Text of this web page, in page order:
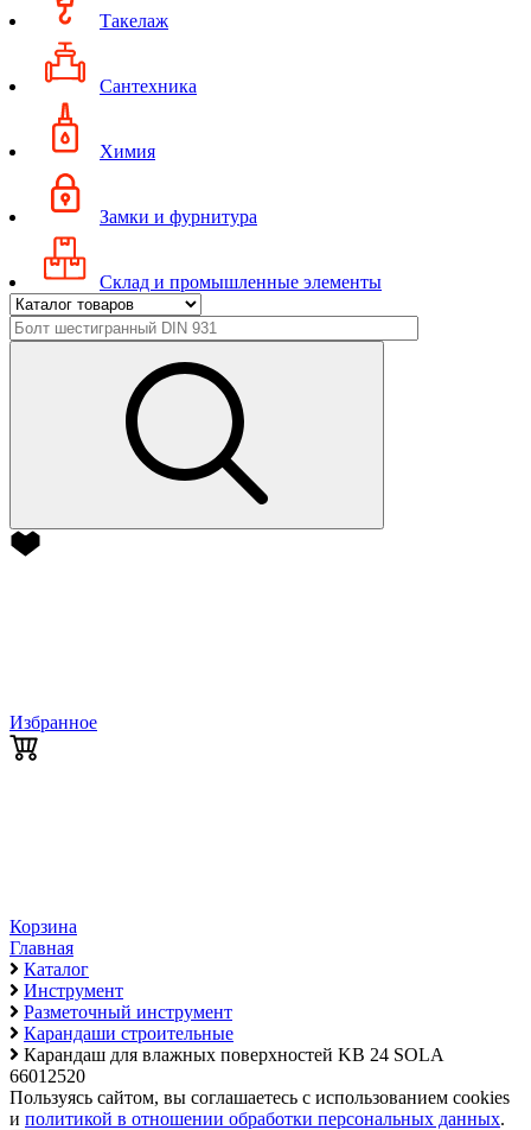
Такелаж
Сантехника
Химия
Замки и фурнитура
Склад и промышленные элементы
Избранное
Корзина
Главная
Каталог
Инструмент
Разметочный инструмент
Карандаши строительные
Карандаш для влажных поверхностей KB 24 SOLA
66012520
Пользуясь сайтом, вы соглашаетесь с использованием cookies
и политикой в отношении обработки персональных данных.